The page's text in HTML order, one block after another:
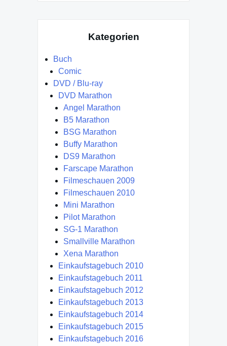
Kategorien
Buch
Comic
DVD / Blu-ray
DVD Marathon
Angel Marathon
B5 Marathon
BSG Marathon
Buffy Marathon
DS9 Marathon
Farscape Marathon
Filmeschauen 2009
Filmeschauen 2010
Mini Marathon
Pilot Marathon
SG-1 Marathon
Smallville Marathon
Xena Marathon
Einkaufstagebuch 2010
Einkaufstagebuch 2011
Einkaufstagebuch 2012
Einkaufstagebuch 2013
Einkaufstagebuch 2014
Einkaufstagebuch 2015
Einkaufstagebuch 2016